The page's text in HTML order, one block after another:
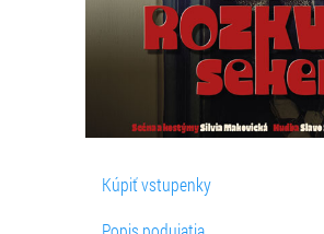
Kúpiť vstupenky